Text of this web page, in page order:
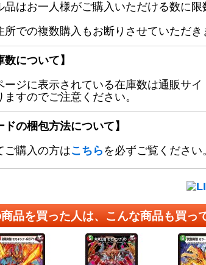
品はお一人様がご購入いただける数に
所での複数購入もお断りさせていただき
数について】
ージに表示されている在庫数は通販サ
ますのでご注意ください。
ドの梱包方法について】
ご購入の方はこちら を必ずご覧ください
品を買った人は、こんな商品も買っ